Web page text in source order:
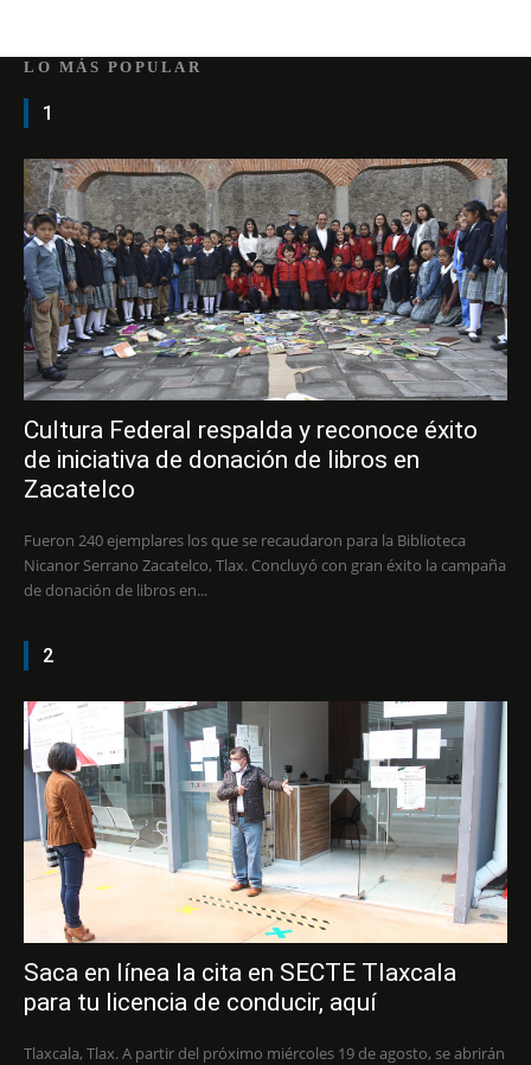
LO MÁS POPULAR
1
Cultura Federal respalda y reconoce éxito
de iniciativa de donación de libros en
Zacatelco
Fueron 240 ejemplares los que se recaudaron para la Biblioteca
Nicanor Serrano Zacatelco, Tlax. Concluyó con gran éxito la campaña
de donación de libros en...
2
Saca en línea la cita en SECTE Tlaxcala
para tu licencia de conducir, aquí
Tlaxcala, Tlax. A partir del próximo miércoles 19 de agosto, se abrirán